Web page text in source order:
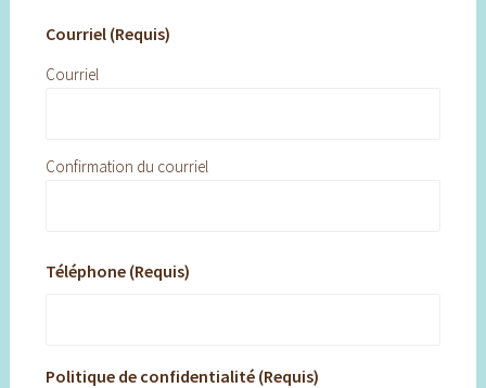
Courriel (Requis)
Courriel
Confirmation du courriel
Téléphone (Requis)
Politique de confidentialité (Requis)